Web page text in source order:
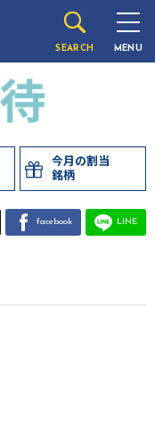
SEARCH MENU
今月の割当
銘柄
facebook LINE